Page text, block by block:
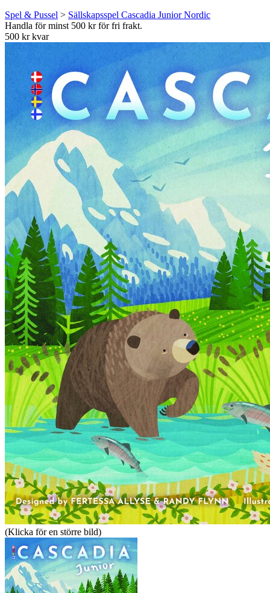
Spel & Pussel > Sällskapsspel Cascadia Junior Nordic
Handla för minst 500 kr för fri frakt.
500 kr kvar
(Klicka för en större bild)